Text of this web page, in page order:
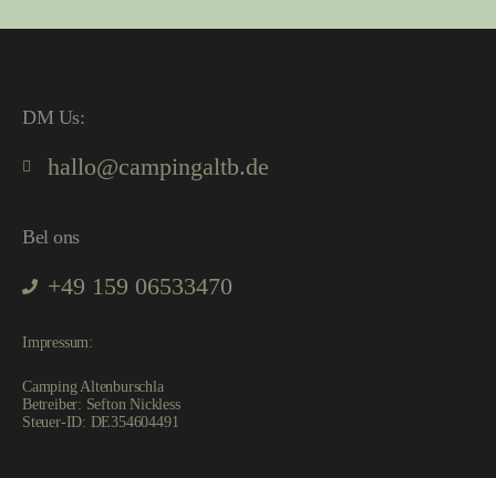
DM Us:
hallo@campingaltb.de
Bel ons
+49 159 06533470
Impressum:
Camping Altenburschla
Betreiber: Sefton Nickless
Steuer-ID: DE354604491